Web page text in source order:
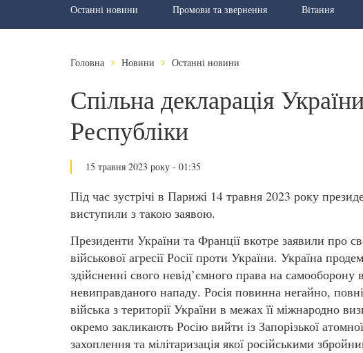
Останні новини Промови та звернення Вiтання
Головна Новини Останні новини
Спільна декларація
Республіки
15 травня 2023 року - 01:35
Під час зустрічі в Парижі 14 травня 2023 року
виступили з такою заявою.
Президенти України та Франції вкотре заявили про
військової агресії Росії проти України. Україна
здійсненні свого невід’ємного права на самооборону
невиправданого нападу. Росія повинна негайно,
війська з території України в межах її міжнародно
окремо закликають Росію вийти із Запорізької
захоплення та мілітаризація якої російськими